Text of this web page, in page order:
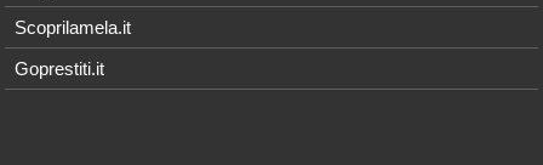
Scoprilamela.it
Goprestiti.it